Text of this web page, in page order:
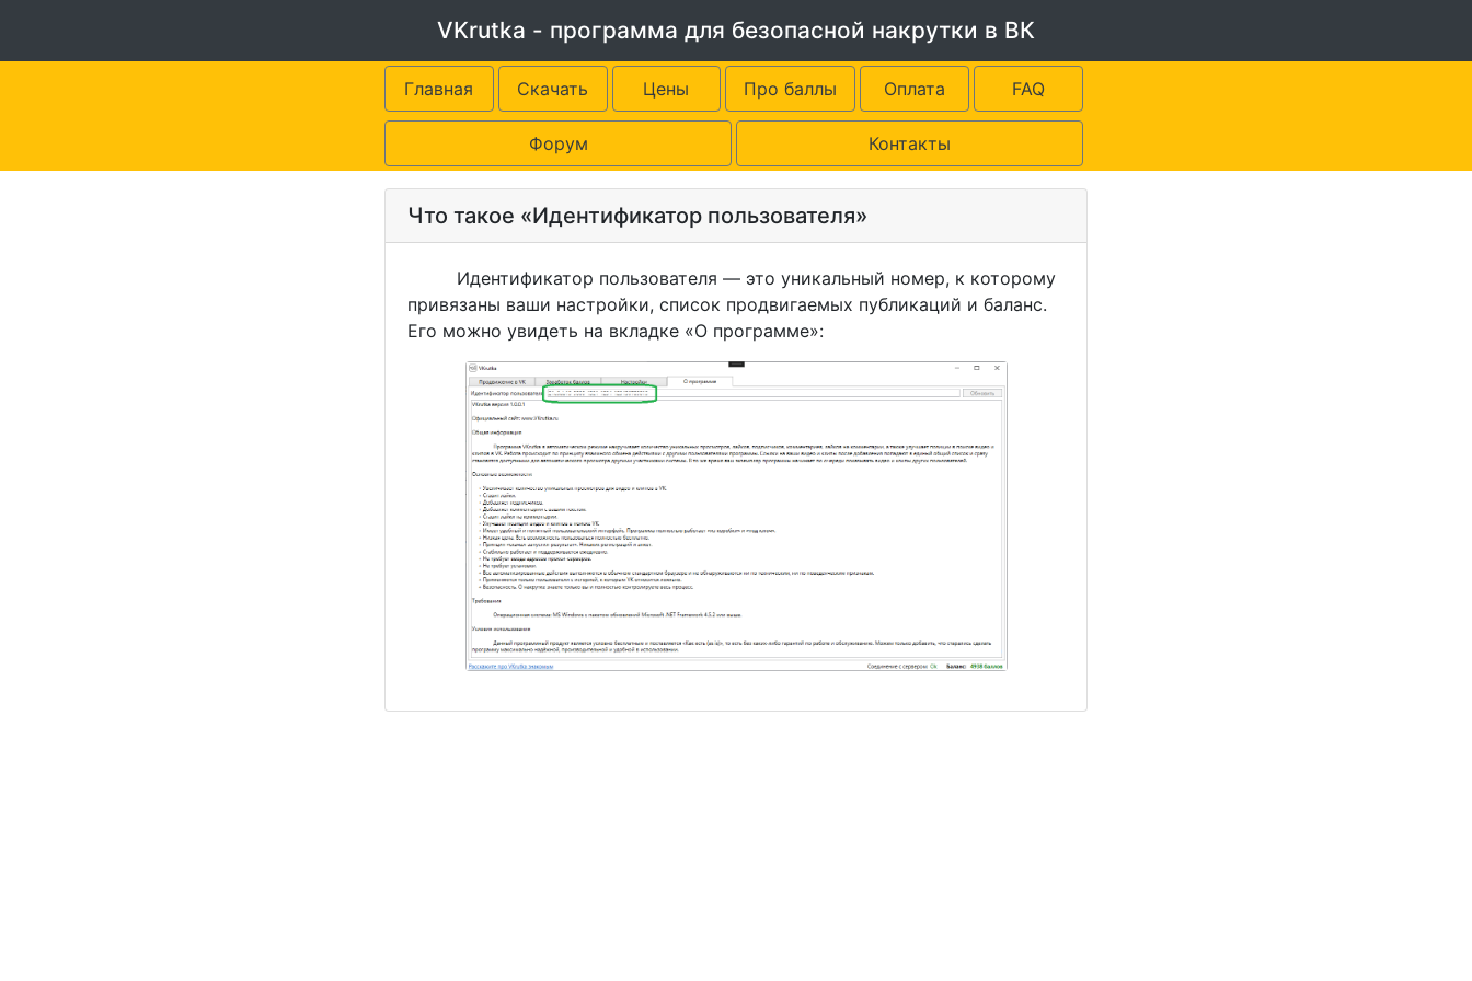
VKrutka - программа для безопасной накрутки в ВК
Главная Скачать Цены Про баллы Оплата FAQ
Форум Контакты
Что такое «Идентификатор пользователя»
Идентификатор пользователя — это уникальный номер, к которому
привязаны ваши настройки, список продвигаемых публикаций и баланс.
Его можно увидеть на вкладке «О программе»: